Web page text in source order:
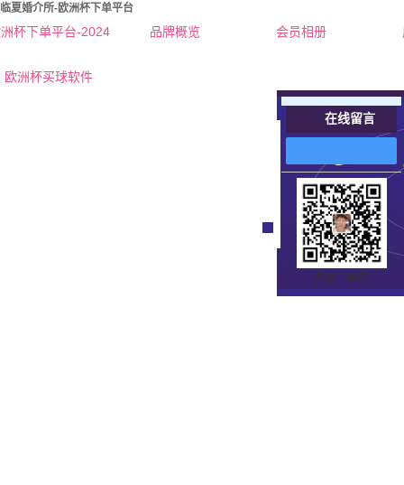
临夏婚介所-欧洲杯下单平台
杯下单平台-2024
欧洲杯买球软件
品牌概览 会员相册
在线留言
扫描二维码